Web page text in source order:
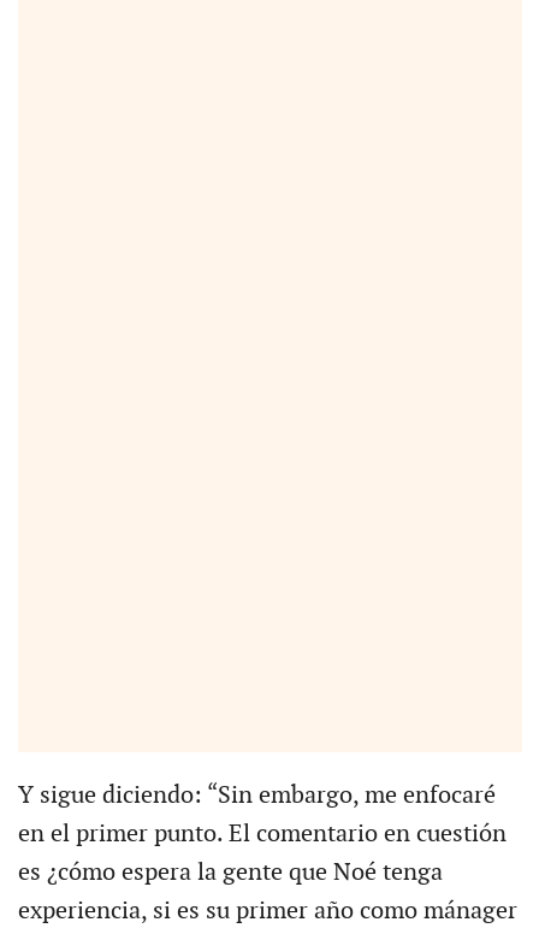
Y sigue diciendo: “Sin embargo, me enfocaré
en el primer punto. El comentario en cuestión
es ¿cómo espera la gente que Noé tenga
experiencia, si es su primer año como mánager